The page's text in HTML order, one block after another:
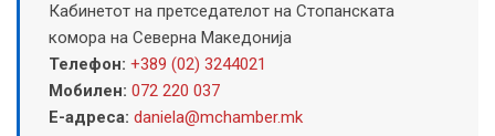
Кабинетот на претседателот на Стопанската
комора на Северна Македонија
Телефон: +389 (02) 3244021
Мобилен: 072 220 037
Е-адреса: daniela@mchamber.mk